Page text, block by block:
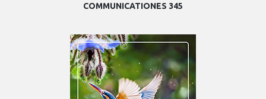
COMMUNICATIONES 345